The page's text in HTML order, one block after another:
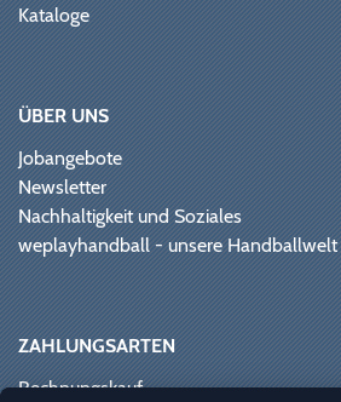
Kataloge
ÜBER UNS
Jobangebote
Newsletter
Nachhaltigkeit und Soziales
weplayhandball - unsere Handballwelt
ZAHLUNGSARTEN
Rechnungskauf